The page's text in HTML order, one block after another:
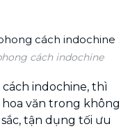
cách indochine
indochine, thì
văn trong không
tận dụng tối ưu